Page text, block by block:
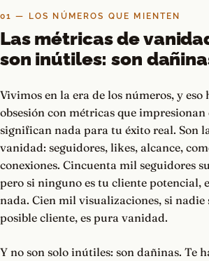
01 — LOS NÚMEROS QUE MIENTEN
Las métricas de
son inútiles: son
Vivimos en la era de los números, y eso
obsesión con métricas que
significan nada para tu éxito real. Son
vanidad: seguidores, likes, alcance,
conexiones. Cincuenta mil seguidores
pero si ninguno es tu cliente potencial,
nada. Cien mil visualizaciones, si nadie
posible cliente, es pura vanidad.
Y no son solo inútiles: son dañinas. Te